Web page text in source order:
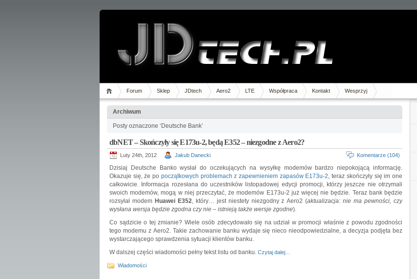
Forum Sklep JDtech Aero2 LTE Współpraca Kontakt Wesprzyj
Archiwum
Posty oznaczone ‘Deutsche Bank’
dbNET – Skończyły się E173u-2, będą E352 – niezgodne z Aero2?
Luty 24th, 2012 Jakub Danecki Komentarze (104)
Dzisiaj Deutsche Banko wysłał do oczekujących na wysyłkę modemów bardzo niepokojącą informację.
Okazuje się, że po początkowych problemach z zapewnieniem zapasów E173u-2, teraz skończyły się im one
całkowicie. Informacja rozesłana do uczestników listopadowej edycji promocji, którzy jeszcze nie otrzymali
swoich modemów, mogą w niej przeczytać, że modemów E173u-2 już więcej nie będzie. Teraz bank będzie
rozsyłał modem Huawei E352, który… jest niestety niezgodny z Aero2 (aktualizacja: nie ma pewności, czy
wysłana wersja będzie zgodna czy nie – istnieją także wersje zgodne).
Co sądzicie o tej zmianie? Wiele osób zdecydowało się na udział w promocji właśnie z powodu zgodności
tego modemu z Aero2. Takie zachowanie banku wydaje się nieco nieodpowiedzialne, a decyzja podjęta bez
wystarczającego sprawdzenia sytuacji klientów banku.
W dalszej części wiadomości pełny tekst listu od banku. Czytaj dalej…
Wiadomości